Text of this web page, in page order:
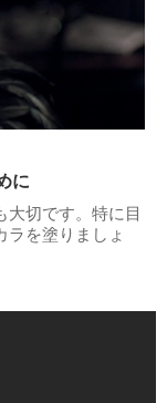
に
大切です。特に目
ラを塗りましょ